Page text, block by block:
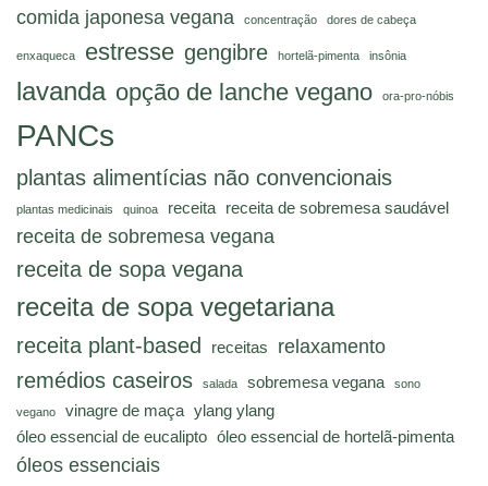
comida japonesa vegana
concentração dores de cabeça
enxaqueca estresse gengibre hortelã-pimenta insônia
lavanda opção de lanche vegano ora-pro-nóbis
PANCs
plantas alimentícias não convencionais
plantas medicinais quinoa receita receita de sobremesa saudável
receita de sobremesa vegana
receita de sopa vegana
receita de sopa vegetariana
receita plant-based receitas relaxamento
remédios caseiros salada sobremesa vegana sono
vegano vinagre de maça ylang ylang
óleo essencial de eucalipto óleo essencial de hortelã-pimenta
óleos essenciais